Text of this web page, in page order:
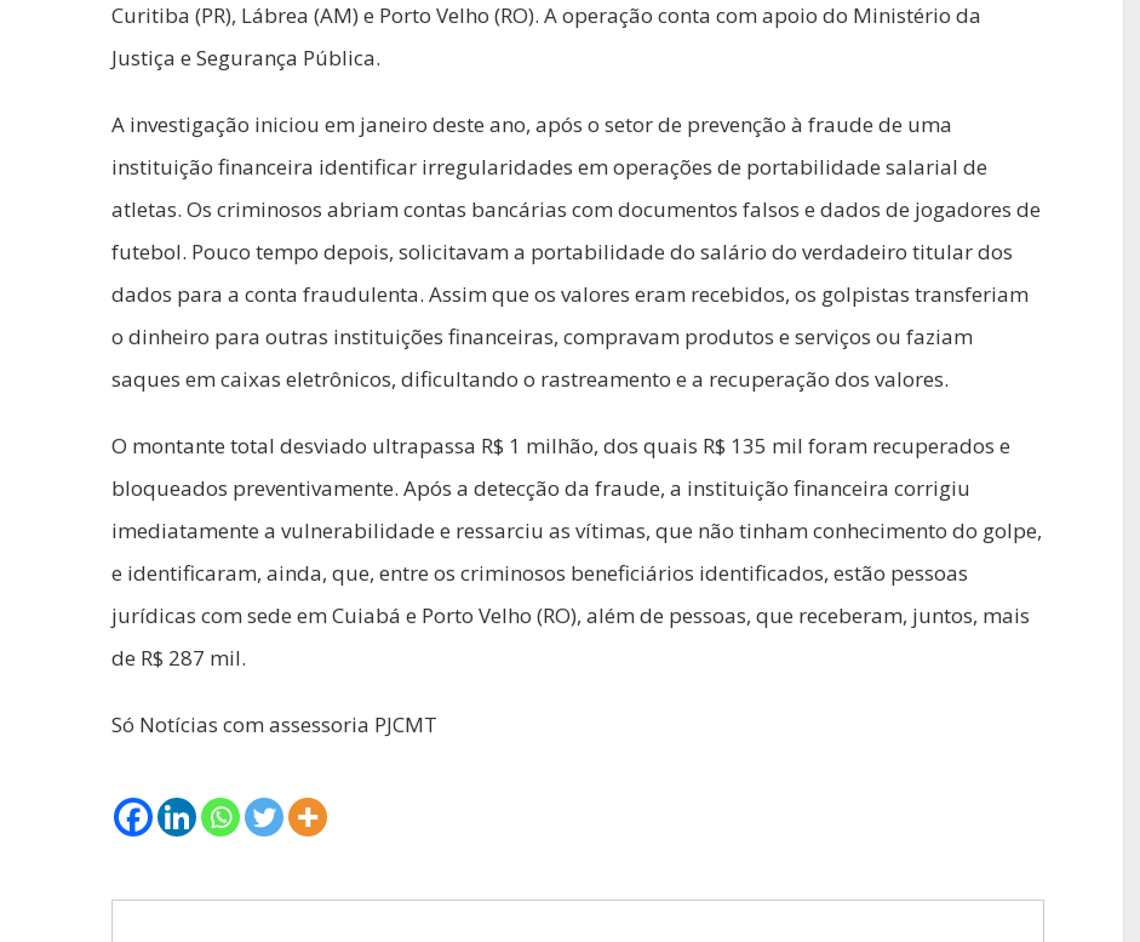
Curitiba (PR), Lábrea (AM) e Porto Velho (RO). A operação conta com apoio do Ministério da
Justiça e Segurança Pública.
A investigação iniciou em janeiro deste ano, após o setor de prevenção à fraude de uma
instituição financeira identificar irregularidades em operações de portabilidade salarial de
atletas. Os criminosos abriam contas bancárias com documentos falsos e dados de jogadores de
futebol. Pouco tempo depois, solicitavam a portabilidade do salário do verdadeiro titular dos
dados para a conta fraudulenta. Assim que os valores eram recebidos, os golpistas transferiam
o dinheiro para outras instituições financeiras, compravam produtos e serviços ou faziam
saques em caixas eletrônicos, dificultando o rastreamento e a recuperação dos valores.
O montante total desviado ultrapassa R$ 1 milhão, dos quais R$ 135 mil foram recuperados e
bloqueados preventivamente. Após a detecção da fraude, a instituição financeira corrigiu
imediatamente a vulnerabilidade e ressarciu as vítimas, que não tinham conhecimento do golpe,
e identificaram, ainda, que, entre os criminosos beneficiários identificados, estão pessoas
jurídicas com sede em Cuiabá e Porto Velho (RO), além de pessoas, que receberam, juntos, mais
de R$ 287 mil.
Só Notícias com assessoria PJCMT